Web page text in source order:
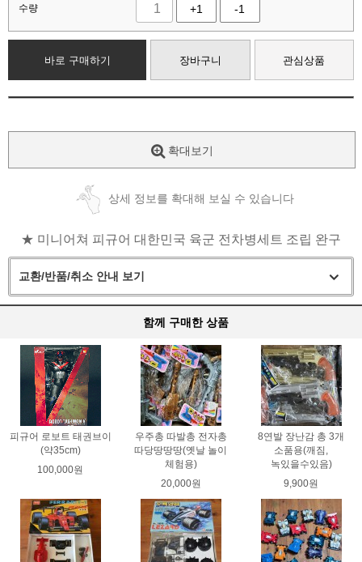
수량 +1 -1
바로 구매하기 장바구니 관심상품
확대보기
상세 정보를 확대해 보실 수 있습니다
★ 미니어쳐 피규어 대한민국 육군 전차병세트 조립 완구
교환/반품/취소 안내 보기
함께 구매한 상품
피규어 로보트 태권브이
(약35cm)
100,000원
우주총 따발총 전자총
따당땅땅땅(옛날 놀이
체험용)
20,000원
8연발 장난감 총 3개
소품용(깨짐,
녹있을수있음)
9,900원